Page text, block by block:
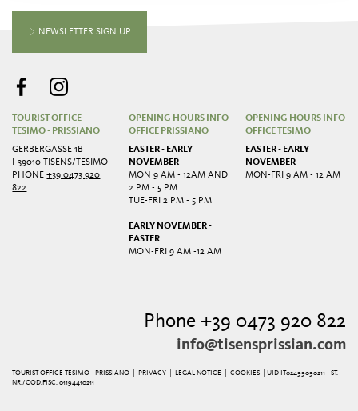
NEWSLETTER SIGN UP
TOURIST OFFICE
TESIMO - PRISSIANO
GERBERGASSE 1B
I-39010 TISENS/TESIMO
PHONE+39 0473 920
822
OPENING HOURS INFO
OFFICE PRISSIANO
EASTER - EARLY
NOVEMBER
MON 9 AM - 12AM AND
2 PM - 5 PM
TUE-FRI 2 PM - 5 PM
EARLY NOVEMBER -
EASTER
MON-FRI 9 AM -12 AM
OPENING HOURS INFO
OFFICE TESIMO
EASTER - EARLY
NOVEMBER
MON-FRI 9 AM - 12 AM
Phone +39 0473 920 822
info@tisensprissian.com
TOURIST OFFICE TESIMO - PRISSIANO | PRIVACY LEGAL NOTICE |COOKIES
| UID IT02499090211 | ST.-
NR./COD.FISC. 01194410211